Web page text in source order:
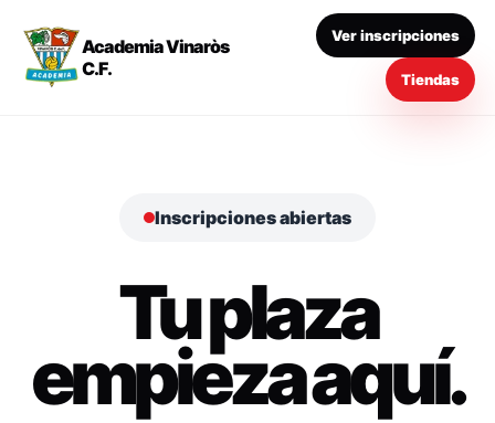
Academia Vinaròs
C.F.
Ver inscripciones
Tiendas
Inscripciones abiertas
Tu plaza
empieza aquí.